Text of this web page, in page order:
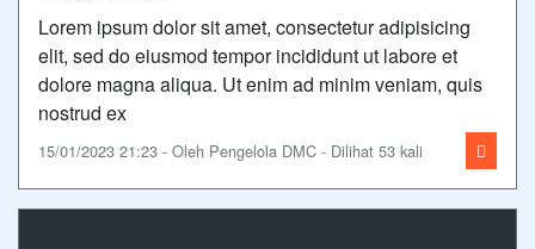
Lorem ipsum dolor sit amet, consectetur adipisicing
elit, sed do eiusmod tempor incididunt ut labore et
dolore magna aliqua. Ut enim ad minim veniam, quis
nostrud ex
15/01/2023 21:23 - Oleh Pengelola DMC - Dilihat 53 kali